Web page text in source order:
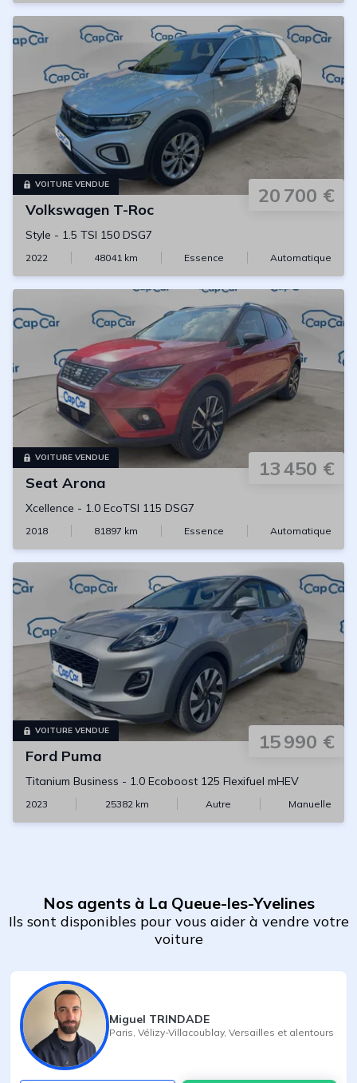
VOITURE VENDUE 20 700 €
Volkswagen T-Roc
Style - 1.5 TSI 150 DSG7
2022 48041 km Essence Automatique
VOITURE VENDUE 13 450 €
Seat Arona
Xcellence - 1.0 EcoTSI 115 DSG7
2018 81897 km Essence Automatique
VOITURE VENDUE 15 990 €
Ford Puma
Titanium Business - 1.0 Ecoboost 125 Flexifuel mHEV
2023 25382km Autre Manuelle
Nos agents à La Queue-les-Yvelines
Ils sont disponibles pour vous aider à vendre votre
voiture
Miguel TRINDADE
Paris Vélizy-Villacoublay, Versailles et alentours